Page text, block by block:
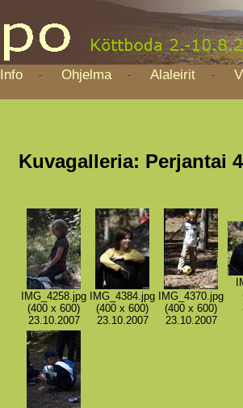
Info Ohjelma Alaleirit
Kuvagalleria: Perjantai
IMG_4258.jpg
(400 x 600)
23.10.2007
IMG_4384.jpg
(400 x 600)
23.10.2007
IMG_4370.jpg
(400 x 600)
23.10.2007